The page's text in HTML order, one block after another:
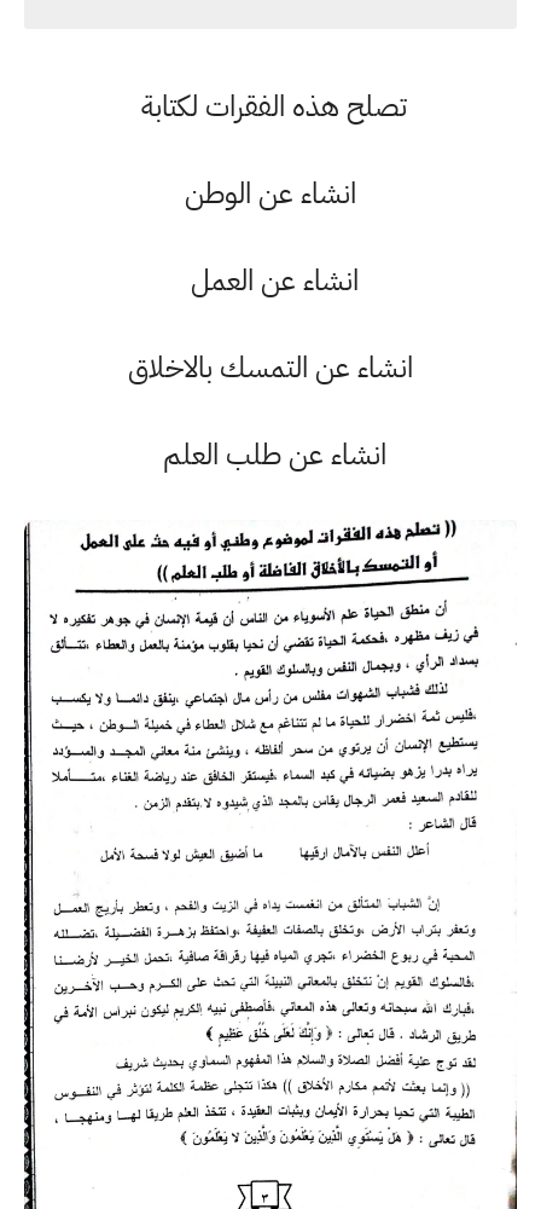
تصلح هذه الفقرات لكتابة
انشاء عن الوطن
انشاء عن العمل
انشاء عن التمسك بالاخلاق
انشاء عن طلب العلم